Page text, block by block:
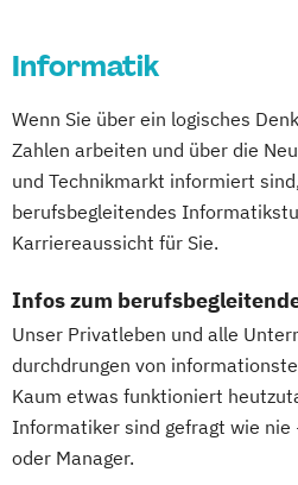
(DE/EN)
International Healthcare
(DE/EN)
International
Internationales Marketing
Kindheitspädagogik
Kindheitspädagogik für
Kommunikationsdesign
Kultur- und
Leitungshandeln in der
Innovation und
Kommunikation und
Kommunikation und
Kommunikationsdesign
Lernpsychologie und
Lerntherapie
Management
Management im
Medien- und
Gestaltung interaktiver
IT-Sicherheit
Informatik
Innovations- und
KI und maschinelles
Kunststofftechnik
Leit- und
Maschinenbau
Mathematik für
Informatik
Wenn Sie über ein logisches
Zahlen arbeiten und über die
und Technikmarkt informiert
berufsbegleitendes
Karriereaussicht für Sie.
Infos zum
Unser Privatleben und alle
durchdrungen von
Kaum etwas funktioniert
Informatiker sind gefragt wie nie
oder Manager.